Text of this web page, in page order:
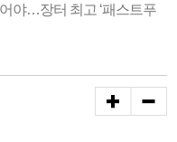
야…장터 최고 ‘패스트푸